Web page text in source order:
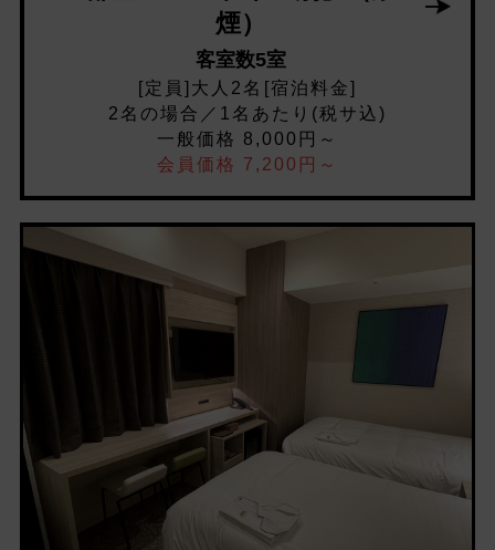
煙）
客室数5室
[定員]大人2名[宿泊料金]
2名の場合／1名あたり(税サ込)
一般価格 8,000円～
会員価格 7,200円～